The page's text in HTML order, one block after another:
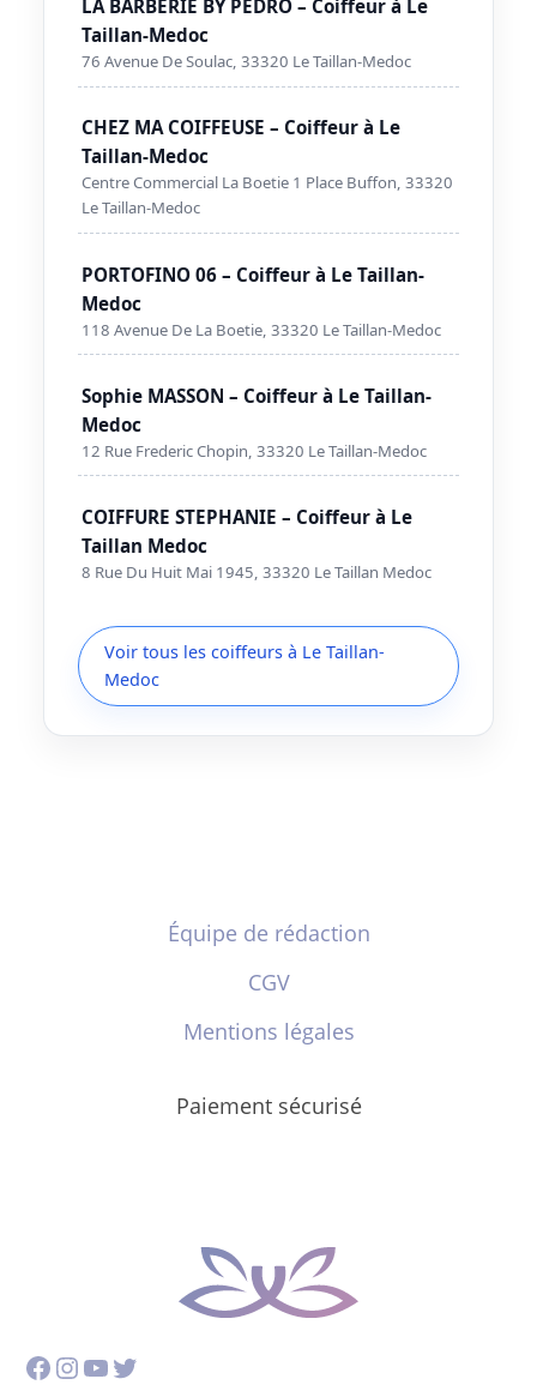
LA BARBERIE BY PEDRO – Coiffeur à Le
Taillan-Medoc
76 Avenue De Soulac, 33320 Le Taillan-Medoc
CHEZ MA COIFFEUSE – Coiffeur à Le
Taillan-Medoc
Centre Commercial La Boetie 1 Place Buffon, 33320
Le Taillan-Medoc
PORTOFINO 06 – Coiffeur à Le Taillan-
Medoc
118 Avenue De La Boetie, 33320 Le Taillan-Medoc
Sophie MASSON – Coiffeur à Le Taillan-
Medoc
12 Rue Frederic Chopin, 33320 Le Taillan-Medoc
COIFFURE STEPHANIE – Coiffeur à Le
Taillan Medoc
8 Rue Du Huit Mai 1945, 33320 Le Taillan Medoc
Voir tous les coiffeurs à Le Taillan-
Medoc
Équipe de rédaction
CGV
Mentions légales
Paiement sécurisé
Facebook
Instagram
YouTube
Twitter